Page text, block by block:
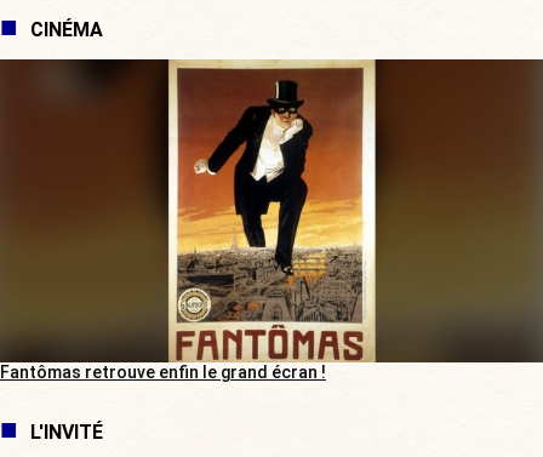
CINÉMA
Fantômas retrouve enfin le grand écran !
L'INVITÉ